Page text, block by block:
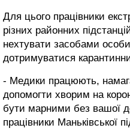
Для цього працівники
різних районних
нехтувати засобами
дотримуватися
- Медики працюють,
допомогти хворим на
бути марними без вашої
працівники Маньківської